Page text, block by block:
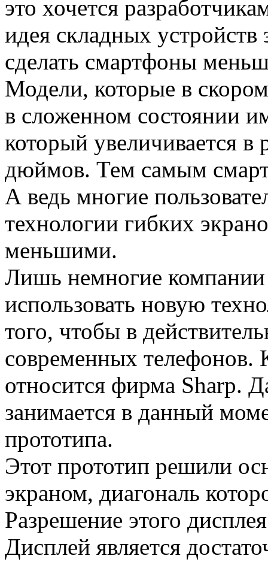
это хочется
идея складных
сделать смартфоны
Модели, которые в
в сложенном состоянии
который увеличивается
дюймов. Тем самым
А ведь многие
технологии гибких
меньшими.
Лишь немногие
использовать новую
того, чтобы в
современных телефонов.
относится фирма Sharp.
занимается в данный
прототипа.
Этот прототип решили
экраном, диагональ
Разрешение этого
Дисплей является